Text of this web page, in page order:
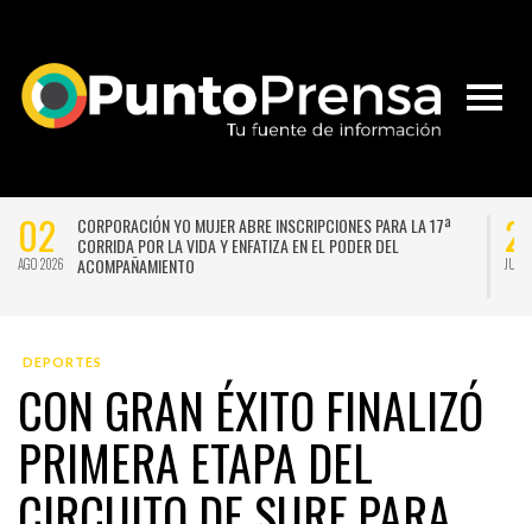
27
JUL 2026
UNIVERSIDAD DE CHILE VENCE CON SUFRIMIENTO A AUDAX
ITALIANO Y SE INSTALA EN LA PELEA POR EL SEGUNDO LUGAR
DEPORTES
CON GRAN ÉXITO FINALIZÓ
PRIMERA ETAPA DEL